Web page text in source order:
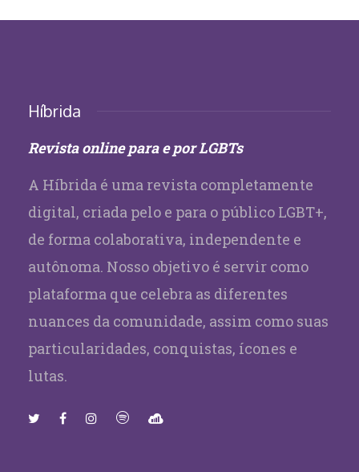
Híbrida
Revista online para e por LGBTs
A Híbrida é uma revista completamente
digital, criada pelo e para o público LGBT+,
de forma colaborativa, independente e
autônoma. Nosso objetivo é servir como
plataforma que celebra as diferentes
nuances da comunidade, assim como suas
particularidades, conquistas, ícones e
lutas.